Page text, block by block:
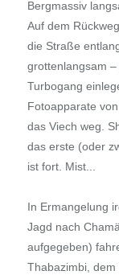
Bergmassiv
Auf dem
die Straße
grottenlangsam
Turbogang
Fotoapparate
das Viech weg.
das erste (oder
ist fort. Mist...
In Ermangelung
Jagd nach
aufgegeben)
Thabazimbi,